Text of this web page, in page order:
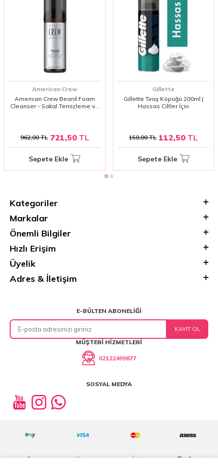
American Crew
American Crew Beard Foam
Cleanser - Sakal Temizleme ve
962,00TL 721,50TL
Sepete Ekle
Gillette
Gillette Tıraş Köpüğü 200ml |
Hassas Ciltler İçin
150,00TL 112,50 TL
Sepete Ekle
Kategoriler
Markalar
Önemli Bilgiler
Hızlı Erişim
Üyelik
Adres & İletişim
E-BÜLTEN ABONELIĞI
KAYIT OL
MÜŞTERI HIZMETLERI
02122499877
SOSYAL MEDYA